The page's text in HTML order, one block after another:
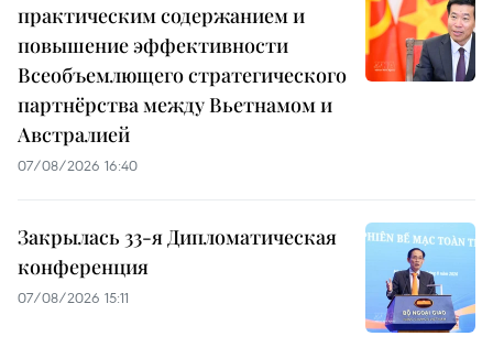
практическим содержанием и
повышение эффективности
Всеобъемлющего стратегического
партнёрства между Вьетнамом и
Австралией
07/08/2026 16:40
Закрылась 33-я Дипломатическая
конференция
07/08/2026 15:11